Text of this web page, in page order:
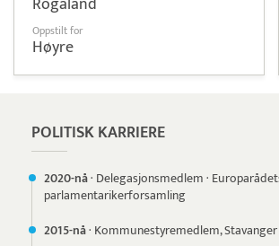
Oppstilt for
Høyre
POLITISK KARRIERE
2020-nå· Delegasjonsmedlem·
parlamentarikerforsamling
2015-nå· Kommunestyremedlem, Stavanger